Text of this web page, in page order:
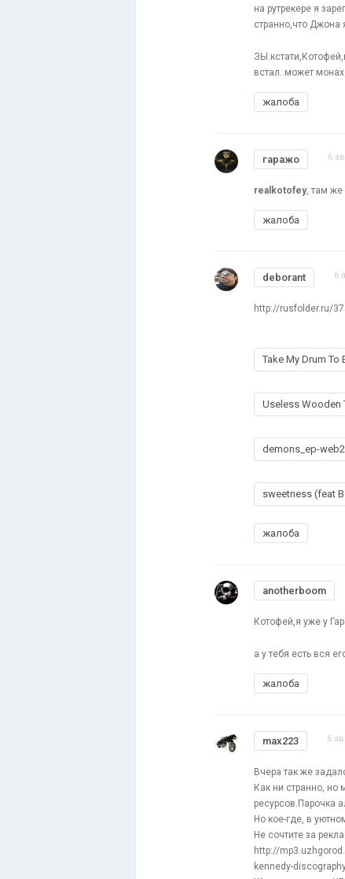
на рутрекере я
странно,что Джона
встал..может
жалоба
гаражо 6
realkotofey, там же
жалоба
deborant 6
http://rusfolder.ru/
Take My Drum To
Useless Wooden
demons_ep-
sweetness (feat
жалоба
anotherboom
Котофей,я уже у
а у тебя есть вся
жалоба
max223 6
Вчера так же
Как ни странно, но
ресурсов.Парочка
Но кое-где, в
Не сочтите за
http://
kennedy-